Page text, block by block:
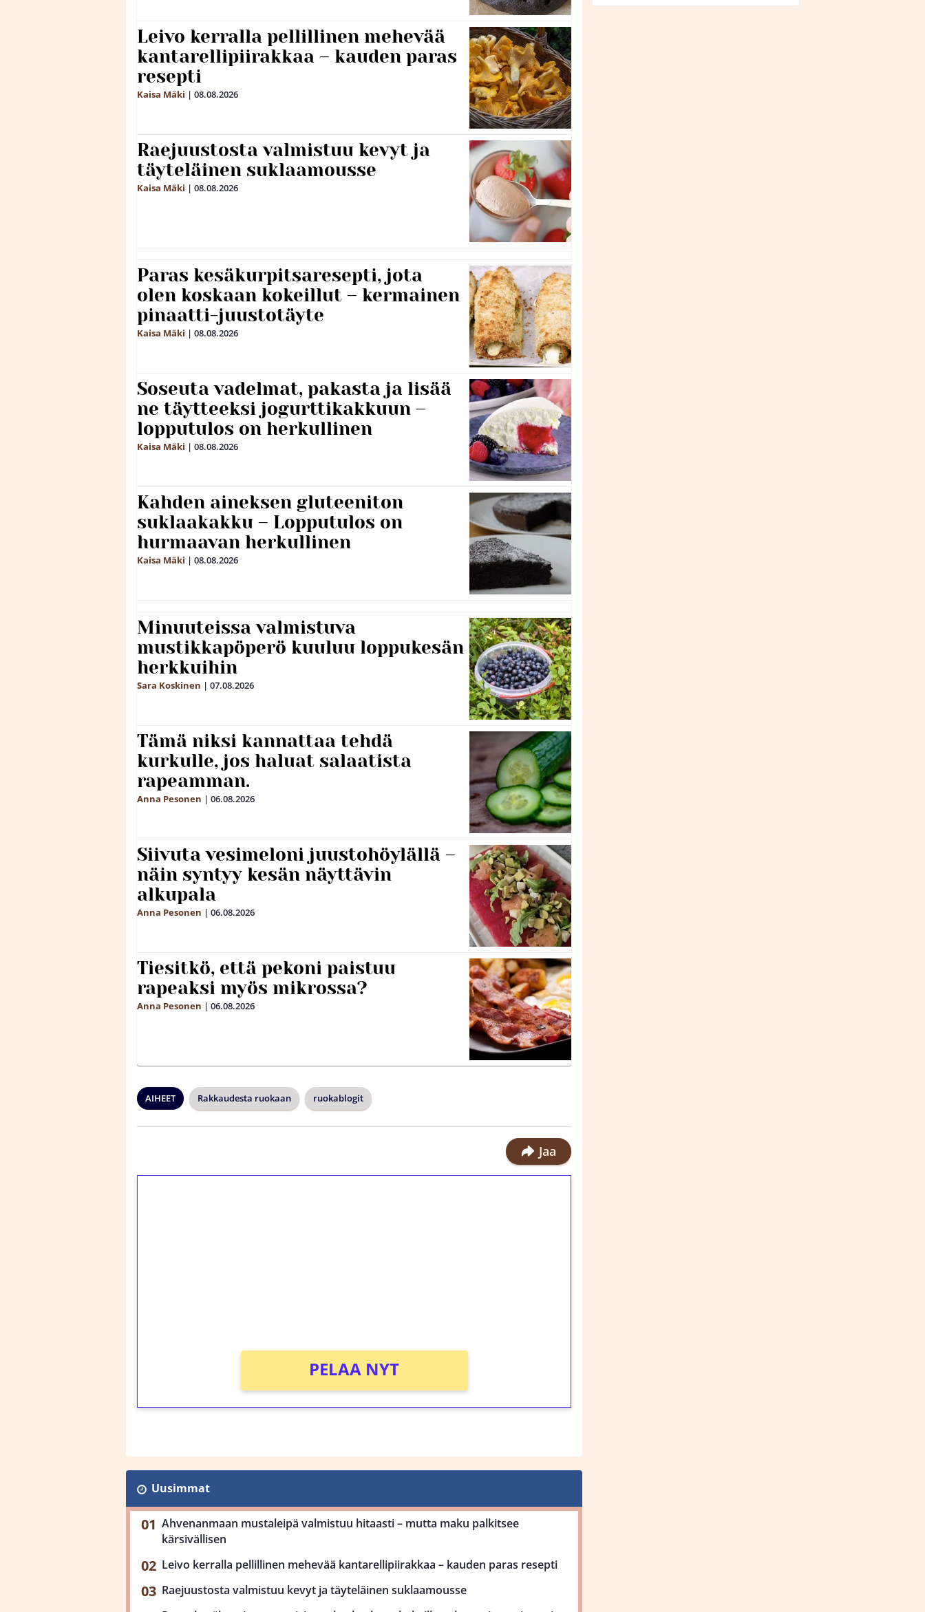
Leivo kerralla pellillinen mehevää
kantarellipiirakkaa – kauden paras
resepti
Kaisa Mäki | 08.08.2026
Raejuustosta valmistuu kevyt ja
täyteläinen suklaamousse
Kaisa Mäki | 08.08.2026
Paras kesäkurpitsaresepti, jota
olen koskaan kokeillut – kermainen
pinaatti-juustotäyte
Kaisa Mäki | 08.08.2026
Soseuta vadelmat, pakasta ja lisää
ne täytteeksi jogurttikakkuun –
lopputulos on herkullinen
Kaisa Mäki | 08.08.2026
Kahden aineksen gluteeniton
suklaakakku – Lopputulos on
hurmaavan herkullinen
Kaisa Mäki | 08.08.2026
Minuuteissa valmistuva
mustikkapöperö kuuluu loppukesän
herkkuihin
Sara Koskinen | 07.08.2026
Tämä niksi kannattaa tehdä
kurkulle, jos haluat salaatista
rapeamman.
Anna Pesonen | 06.08.2026
Siivuta vesimeloni juustohöylällä –
näin syntyy kesän näyttävin
alkupala
Anna Pesonen | 06.08.2026
Tiesitkö, että pekoni paistuu
rapeaksi myös mikrossa?
Anna Pesonen | 06.08.2026
AIHEET Rakkaudesta ruokaan ruokablogit
Jaa
PELAA NYT
Uusimmat
Ahvenanmaan mustaleipä valmistuu hitaasti – mutta maku palkitsee
kärsivällisen
Leivo kerralla pellillinen mehevää kantarellipiirakkaa – kauden paras resepti
Raejuustosta valmistuu kevyt ja täyteläinen suklaamousse